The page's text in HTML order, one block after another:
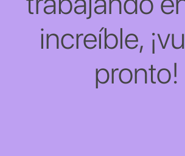
increíble,
pronto!